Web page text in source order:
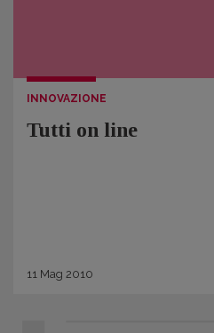
INNOVAZIONE
Tutti on line
11 Mag 2010